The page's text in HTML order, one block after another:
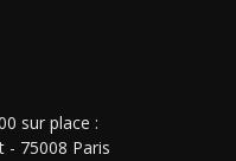
sur place :
- 75008 Paris